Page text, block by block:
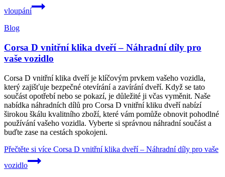
vloupání
Blog
Corsa D vnitřní klika dveří – Náhradní díly pro
vaše vozidlo
Corsa D vnitřní klika dveří je klíčovým prvkem vašeho vozidla,
který zajišťuje bezpečné otevírání a zavírání dveří. Když se tato
součást opotřebí nebo se pokazí, je důležité ji včas vyměnit. Naše
nabídka náhradních dílů pro Corsa D vnitřní kliku dveří nabízí
širokou škálu kvalitního zboží, které vám pomůže obnovit pohodlné
používání vašeho vozidla. Vyberte si správnou náhradní součást a
buďte zase na cestách spokojeni.
Přečtěte si více Corsa D vnitřní klika dveří – Náhradní díly pro vaše
vozidlo